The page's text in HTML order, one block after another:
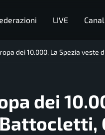
LIVE
dei 10.000, La Spezia
dei